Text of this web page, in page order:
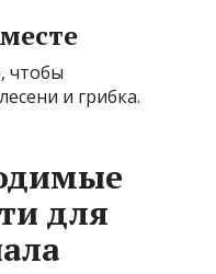
чтобы
и грибка.
для